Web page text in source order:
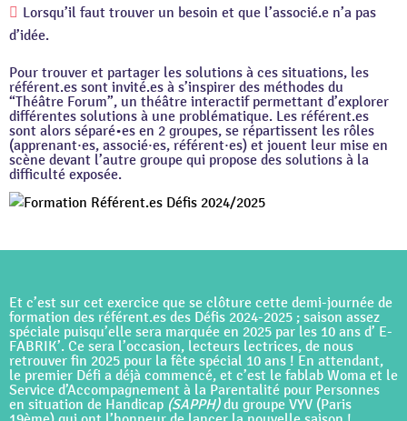
Lorsqu’il faut trouver un besoin et que l’associé.e n’a pas
d’idée.
Pour trouver et partager les solutions à ces situations, les
référent.es sont invité.es à s’inspirer des méthodes du
“Théâtre Forum”, un théâtre interactif permettant d’explorer
différentes solutions à une problématique. Les référent.es
sont alors séparé•es en 2 groupes, se répartissent les rôles
(apprenant·es, associé·es, référent·es) et jouent leur mise en
scène devant l’autre groupe qui propose des solutions à la
difficulté exposée.
Et c’est sur cet exercice que se clôture cette demi-journée de
formation des référent.es des Défis 2024-2025 ; saison assez
spéciale puisqu’elle sera marquée en 2025 par les 10 ans d’ E-
FABRIK’. Ce sera l’occasion, lecteurs lectrices, de nous
retrouver fin 2025 pour la fête spécial 10 ans ! En attendant,
le premier Défi a déjà commencé, et c’est le fablab Woma et le
Service d’Accompagnement à la Parentalité pour Personnes
en situation de Handicap (SAPPH)du groupe VYV (Paris